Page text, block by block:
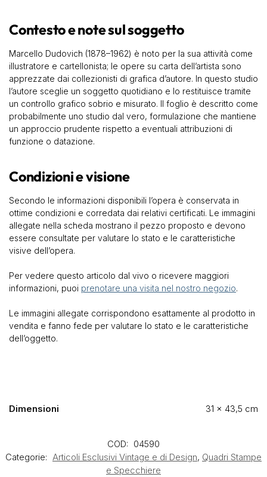
Contesto e note sul soggetto
Marcello Dudovich (1878–1962) è noto per la sua attività come
illustratore e cartellonista; le opere su carta dell’artista sono
apprezzate dai collezionisti di grafica d’autore. In questo studio
l’autore sceglie un soggetto quotidiano e lo restituisce tramite
un controllo grafico sobrio e misurato. Il foglio è descritto come
probabilmente uno studio dal vero, formulazione che mantiene
un approccio prudente rispetto a eventuali attribuzioni di
funzione o datazione.
Condizioni e visione
Secondo le informazioni disponibili l’opera è conservata in
ottime condizioni e corredata dai relativi certificati. Le immagini
allegate nella scheda mostrano il pezzo proposto e devono
essere consultate per valutare lo stato e le caratteristiche
visive dell’opera.
Per vedere questo articolo dal vivo o ricevere maggiori
informazioni, puoi prenotare una visita nel nostro negozio.
Le immagini allegate corrispondono esattamente al prodotto in
vendita e fanno fede per valutare lo stato e le caratteristiche
dell’oggetto.
Dimensioni 31 × 43,5 cm
COD: 04590
Categorie: Articoli Esclusivi Vintage e di Design, Quadri Stampe
e Specchiere